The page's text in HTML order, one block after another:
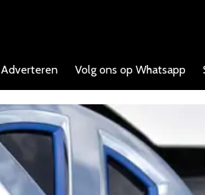
Adverteren Volg ons op Whatsapp